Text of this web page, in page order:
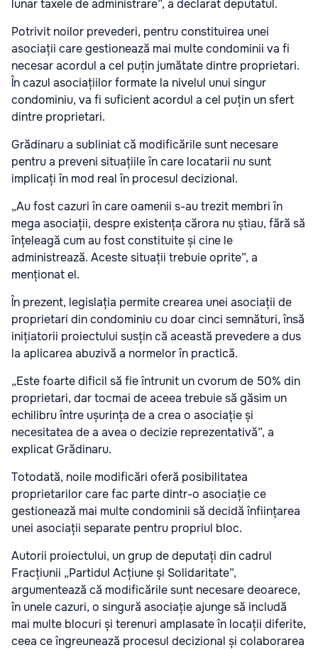
lunar taxele de administrare”, a declarat deputatul.
Potrivit noilor prevederi, pentru constituirea unei
asociații care gestionează mai multe condominii va fi
necesar acordul a cel puțin jumătate dintre proprietari.
În cazul asociațiilor formate la nivelul unui singur
condominiu, va fi suficient acordul a cel puțin un sfert
dintre proprietari.
Grădinaru a subliniat că modificările sunt necesare
pentru a preveni situațiile în care locatarii nu sunt
implicați în mod real în procesul decizional.
„Au fost cazuri în care oamenii s-au trezit membri în
mega asociații, despre existența cărora nu știau, fără să
înțeleagă cum au fost constituite și cine le
administrează. Aceste situații trebuie oprite”, a
menționat el.
În prezent, legislația permite crearea unei asociații de
proprietari din condominiu cu doar cinci semnături, însă
inițiatorii proiectului susțin că această prevedere a dus
la aplicarea abuzivă a normelor în practică.
„Este foarte dificil să fie întrunit un cvorum de 50% din
proprietari, dar tocmai de aceea trebuie să găsim un
echilibru între ușurința de a crea o asociație și
necesitatea de a avea o decizie reprezentativă”, a
explicat Grădinaru.
Totodată, noile modificări oferă posibilitatea
proprietarilor care fac parte dintr-o asociație ce
gestionează mai multe condominii să decidă înființarea
unei asociații separate pentru propriul bloc.
Autorii proiectului, un grup de deputați din cadrul
Fracțiunii „Partidul Acțiune și Solidaritate”,
argumentează că modificările sunt necesare deoarece,
în unele cazuri, o singură asociație ajunge să includă
mai multe blocuri și terenuri amplasate în locații diferite,
ceea ce îngreunează procesul decizional și colaborarea